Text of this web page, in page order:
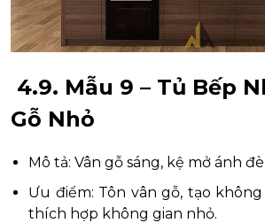
4.9. Mẫu 9 – Tủ Bếp
Gỗ Nhỏ
Mô tả: Vân gỗ sáng, kệ mở ánh
Ưu điểm: Tôn vân gỗ, tạo
thích hợp không gian nhỏ.